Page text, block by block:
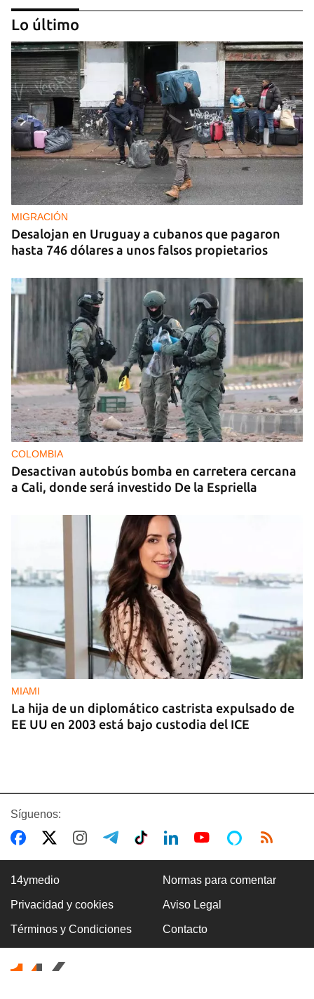
REPRESIÓN
La Seguridad del Estado realiza operativos en el
aniversario del Maleconazo
Lo último
MIGRACIÓN
Desalojan en Uruguay a cubanos que pagaron
hasta 746 dólares a unos falsos propietarios
COLOMBIA
Desactivan autobús bomba en carretera cercana
a Cali, donde será investido De la Espriella
MIAMI
La hija de un diplomático castrista expulsado de
EE UU en 2003 está bajo custodia del ICE
AMÉRICA
Brasil acusa a EE UU de cancelar la visa a su
embajadora para interferir en las elecciones
Síguenos:
14ymedio Normas para comentar
Privacidad y cookies Aviso Legal
Términos y Condiciones Contacto